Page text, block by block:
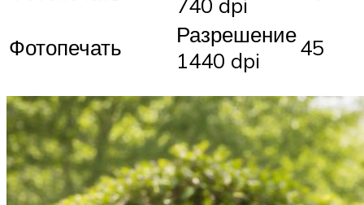
Фотопечать
Разрешение
1440 dpi
45